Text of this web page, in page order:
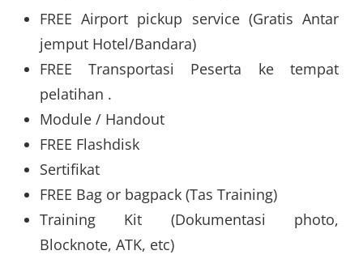
FREE Airport pickup service (Gratis Antar
jemput Hotel/Bandara)
FREE Transportasi Peserta ke tempat
pelatihan .
Module / Handout
FREE Flashdisk
Sertifikat
FREE Bag or bagpack (Tas Training)
Training Kit (Dokumentasi photo,
Blocknote, ATK, etc)